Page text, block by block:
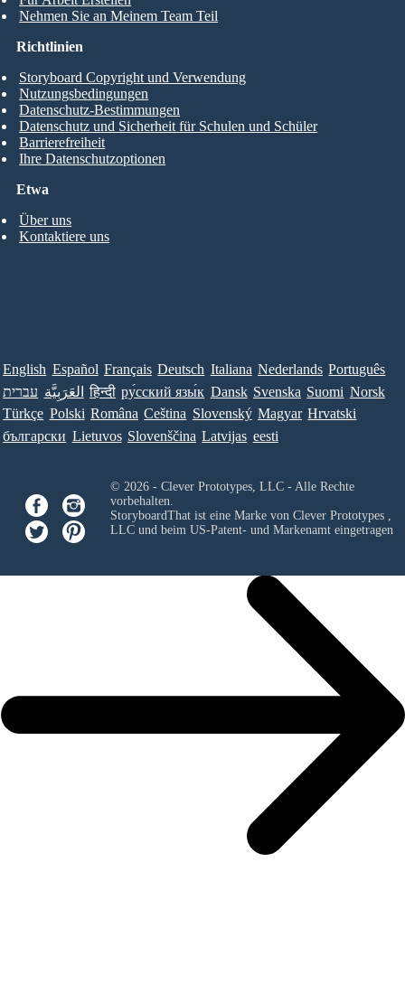
Nehmen Sie an Meinem Team Teil
Etwa
Über uns
Kontaktiere uns
Richtlinien
Storyboard Copyright und Verwendung
Nutzungsbedingungen
Datenschutz-Bestimmungen
Datenschutz und Sicherheit für Schulen und Schüler
Barrierefreiheit
Ihre Datenschutzoptionen
English Español Français Deutsch Italiana Nederlands Português
עברית العَرَبِيَّة हिन्दी ру́сский язы́к Dansk Svenska Suomi Norsk
Türkçe Polski Româna Ceština Slovenský Magyar Hrvatski
български Lietuvos Slovenščina Latvijas eesti
© 2026 - Clever Prototypes, LLC - Alle Rechte
vorbehalten.
StoryboardThat ist eine Marke von Clever Prototypes ,
LLCund beim US-Patent- und Markenamt eingetragen